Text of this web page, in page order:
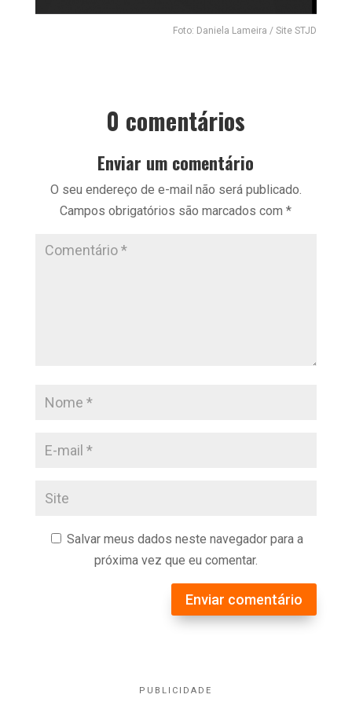
Foto: Daniela Lameira / Site STJD
0 comentários
Enviar um comentário
O seu endereço de e-mail não será publicado.
Campos obrigatórios são marcados com*
Salvar meus dados neste navegador para a
próxima vez que eu comentar.
Enviar comentário
PUBLICIDADE